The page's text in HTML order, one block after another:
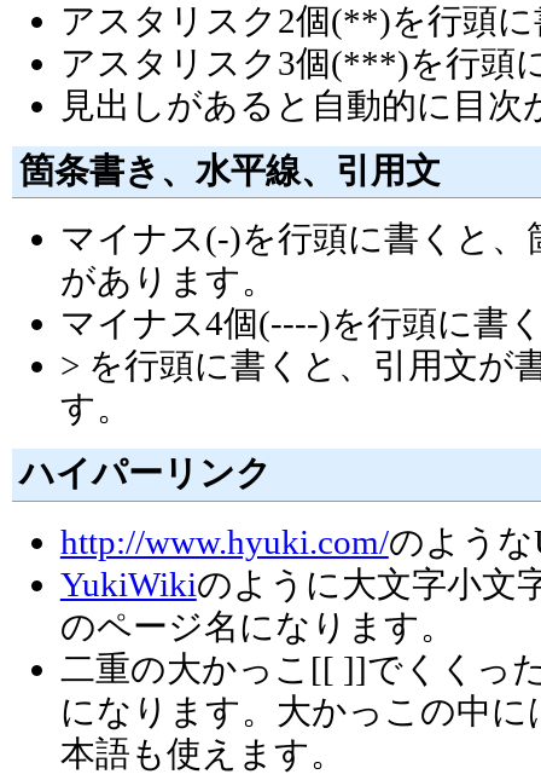
アスタリスク2個(**)を行頭
アスタリスク3個(***)を行頭
見出しがあると自動的に目次
箇条書き、水平線、引用文
マイナス(-)を行頭に書くと
があります。
マイナス4個(----)を行頭に書
> を行頭に書くと、引用文が
す。
ハイパーリンク
http://www.hyuki.com/のよう
YukiWikiのように大文字小文
のページ名になります。
二重の大かっこ[[ ]]でくくっ
になります。大かっこの中
本語も使えます。